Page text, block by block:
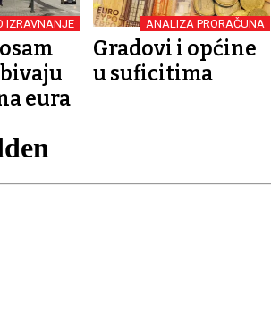
IZRAVNANJE
eura
ANALIZA PRORAČUNA
Gradovi i općine
u suficitima